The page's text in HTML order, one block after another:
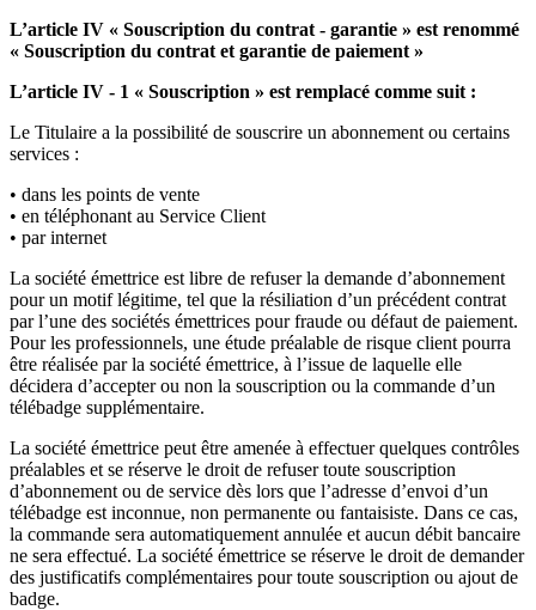
L’article IV « Souscription du contrat - garantie » est renommé
« Souscription du contrat et garantie de paiement »
L’article IV - 1 « Souscription » est remplacé comme suit :
Le Titulaire a la possibilité de souscrire un abonnement ou certains
services :
• dans les points de vente
• en téléphonant au Service Client
• par internet
La société émettrice est libre de refuser la demande d’abonnement
pour un motif légitime, tel que la résiliation d’un précédent contrat
par l’une des sociétés émettrices pour fraude ou défaut de paiement.
Pour les professionnels, une étude préalable de risque client pourra
être réalisée par la société émettrice, à l’issue de laquelle elle
décidera d’accepter ou non la souscription ou la commande d’un
télébadge supplémentaire.
La société émettrice peut être amenée à effectuer quelques contrôles
préalables et se réserve le droit de refuser toute souscription
d’abonnement ou de service dès lors que l’adresse d’envoi d’un
télébadge est inconnue, non permanente ou fantaisiste. Dans ce cas,
la commande sera automatiquement annulée et aucun débit bancaire
ne sera effectué. La société émettrice se réserve le droit de demander
des justificatifs complémentaires pour toute souscription ou ajout de
badge.